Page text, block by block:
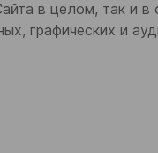
в целом, так и в
графических и